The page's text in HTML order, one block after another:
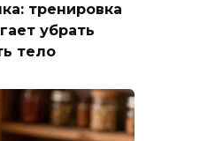
тренировка
убрать
тело